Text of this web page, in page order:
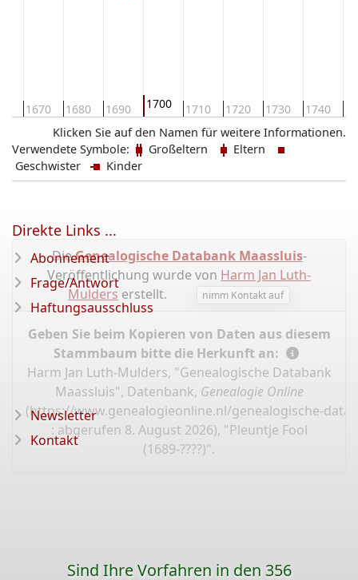
1670 1680 1690 1700 1710 1720 1730 1740
Klicken Sie auf den Namen für weitere Informationen.
Verwendete Symbole:
Großeltern
Eltern
Geschwister
Kinder
DieGenealogische Databank Maassluis-
Veröffentlichung wurde von Harm Jan Luth-
Mulders erstellt. nimm Kontakt auf
Geben Sie beim Kopieren von Daten aus diesem
Stammbaum bitte die Herkunft an:
Harm Jan Luth-Mulders, "Genealogische Databank
Maassluis", Datenbank, Genealogie Online
(https://www.genealogieonline.nl/genealogische-
: abgerufen 8. August 2026), "Pleuntje Fool
(1689-????)".
Direkte Links ...
Abonnement
Frage/Antwort
Haftungsausschluss
Newsletter
Kontakt
Sind Ihre Vorfahren in den 356